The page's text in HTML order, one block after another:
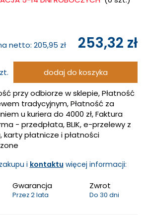
netto: 205,95 zł 253,32 zł
dodaj do koszyka
przy odbiorze w sklepie, Płatność
tradycyjnym, Płatność za
u kuriera do 4000 zł, Faktura
- przedpłata, BLIK, e-przelewy z
karty płatnicze i płatności
i kontaktu więcej informacji:
Gwarancja
Przez 2 lata
Zwrot
Do 30 dni